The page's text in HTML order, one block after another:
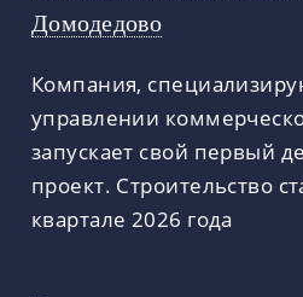
Домодедово
Компания,
управлении
запускает свой первый
проект. Строительство
квартале 2026 года